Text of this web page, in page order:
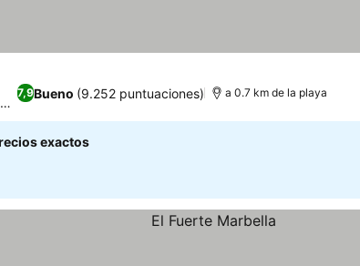
7,9Bueno (9.252 puntuaciones) a 0.7 km de la playa
exactos